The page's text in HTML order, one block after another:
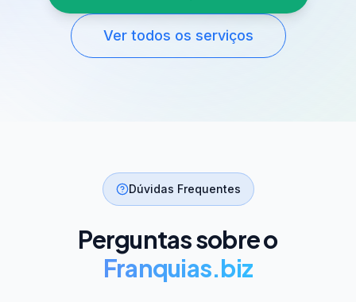
Ver todos os serviços
Dúvidas Frequentes
Perguntas sobre o
Franquias.biz